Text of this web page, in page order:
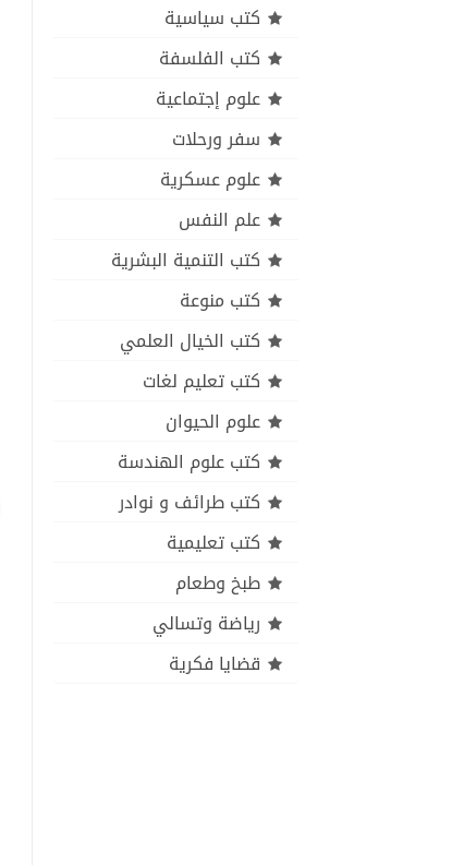
كتب سياسية
كتب الفلسفة
علوم إجتماعية
سفر ورحلات
علوم عسكرية
علم النفس
كتب التنمية البشرية
كتب منوعة
كتب الخيال العلمي
كتب تعليم لغات
علوم الحيوان
كتب علوم الهندسة
كتب طرائف و نوادر
كتب تعليمية
طبخ وطعام
رياضة وتسالي
قضايا فكرية